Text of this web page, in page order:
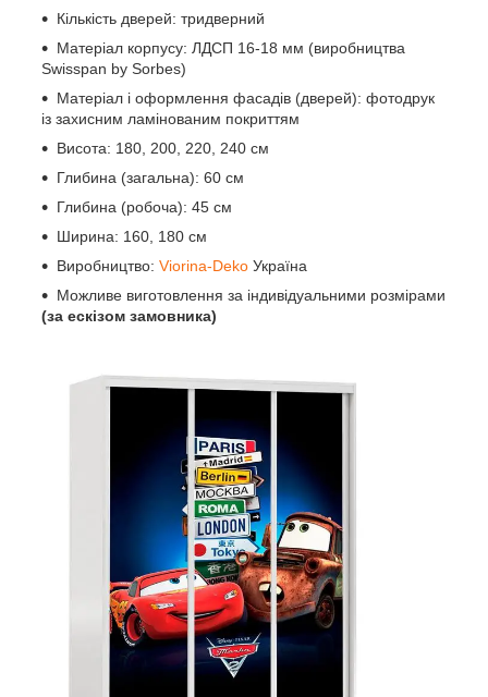
Кількість дверей: тридверний
Матеріал корпусу: ЛДСП 16-18 мм (виробництва
Swisspan by Sorbes)
Матеріал і оформлення фасадів (дверей): фотодрук
із захисним ламінованим покриттям
Висота: 180, 200, 220, 240 см
Глибина (загальна): 60 см
Глибина (робоча): 45 см
Ширина: 160, 180 см
Виробництво: Viorina-Deko Україна
Можливе виготовлення за індивідуальними розмірами
(за ескізом замовника)